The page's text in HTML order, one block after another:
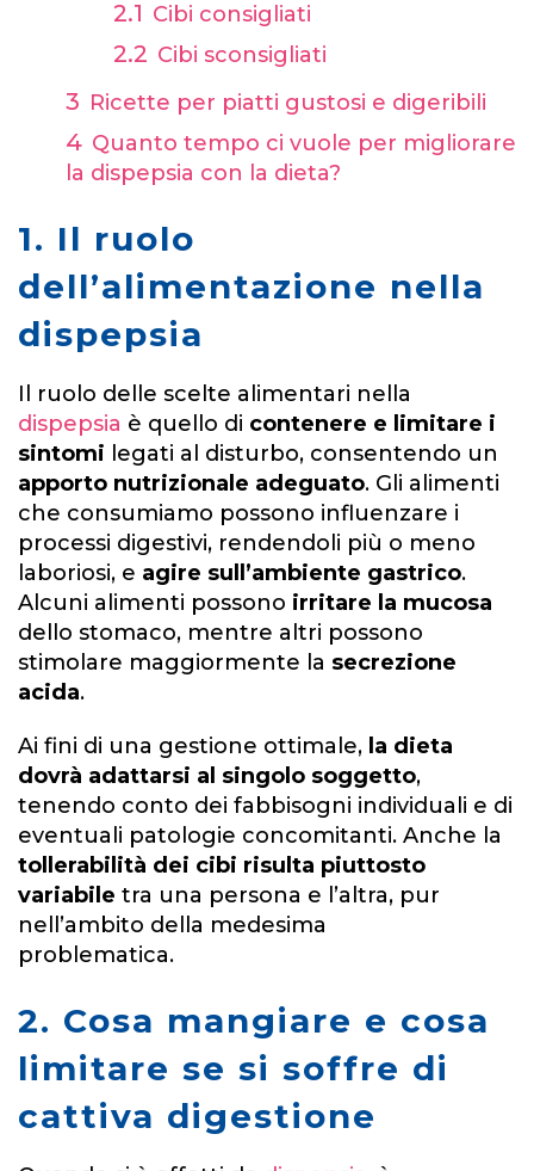
Cibi consigliati
Cibi sconsigliati
Ricette per piatti gustosi e digeribili
Quanto tempo ci vuole per migliorare
la dispepsia con la dieta?
1. Il ruolo
dell’alimentazione nella
dispepsia
Il ruolo delle scelte alimentari nella
dispepsia è quello di contenere e limitare i
sintomi legati al disturbo, consentendo un
apporto nutrizionale adeguato. Gli alimenti
che consumiamo possono influenzare i
processi digestivi, rendendoli più o meno
laboriosi, e agire sull’ambiente gastrico.
Alcuni alimenti possono irritare la mucosa
dello stomaco, mentre altri possono
stimolare maggiormente la secrezione
acida.
Ai fini di una gestione ottimale, la dieta
dovrà adattarsi al singolo soggetto,
tenendo conto dei fabbisogni individuali e di
eventuali patologie concomitanti. Anche la
tollerabilità dei cibi risulta piuttosto
variabile tra una persona e l’altra, pur
nell’ambito della medesima
problematica.
2. Cosa mangiare e cosa
limitare se si soffre di
cattiva digestione